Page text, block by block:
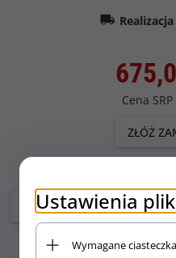
675,
Cena SRP
ZŁÓŻ
Ustawienia
Wymagane ciasteczka